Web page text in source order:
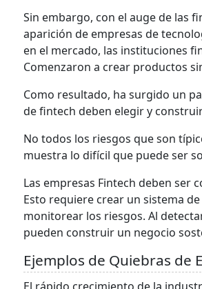
Sin embargo, con el auge de las
aparición de empresas de
en el mercado, las instituciones
Comenzaron a crear productos
Como resultado, ha surgido un
de fintech deben elegir y
No todos los riesgos que son
muestra lo difícil que puede ser
Las empresas Fintech deben ser
Esto requiere crear un sistema
monitorear los riesgos. Al
pueden construir un negocio
Ejemplos de Quiebras de